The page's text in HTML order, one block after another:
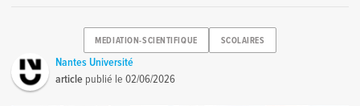
MEDIATION-SCIENTIFIQUE SCOLAIRES
Nantes Université
article publié le02/06/2026